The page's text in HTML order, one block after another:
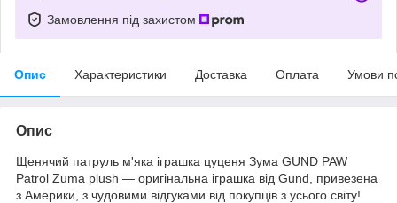
Замовлення під захистом
Опис Характеристики Доставка Оплата Умови
Опис
Щенячий патруль м'яка іграшка цуценя Зума GUND PAW
Patrol Zuma plush — оригінальна іграшка від Gund, привезена
з Америки, з чудовими відгуками від покупців з усього світу!